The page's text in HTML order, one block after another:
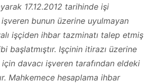
17.12.2012 tarihinde işi
işveren bunun üzerine uyulmayan
işçiden ihbar tazminatı talep etmiş
başlatmıştır. Işçinin itirazı üzerine
davacı işveren tarafından eldeki
Mahkemece hesaplama ihbar